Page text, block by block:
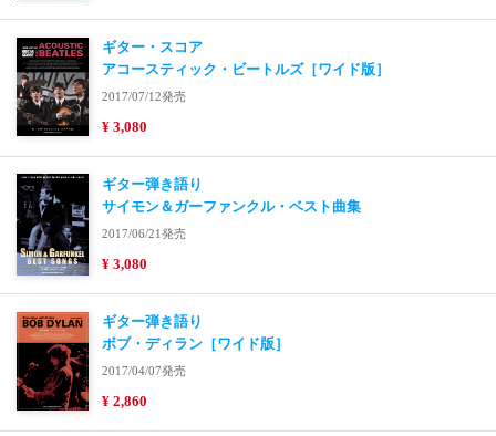
ギター・スコア
アコースティック・ビートルズ［ワイド版］
2017/07/12発売
¥ 3,080
ギター弾き語り
サイモン＆ガーファンクル・ベスト曲集
2017/06/21発売
¥ 3,080
ギター弾き語り
ボブ・ディラン［ワイド版］
2017/04/07発売
¥ 2,860